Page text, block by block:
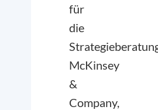
für
die
McKinsey
&
Company,